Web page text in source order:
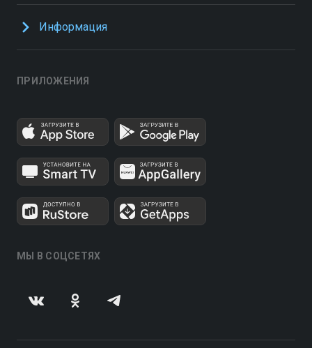
Информация
ПРИЛОЖЕНИЯ
МЫ В СОЦСЕТЯХ